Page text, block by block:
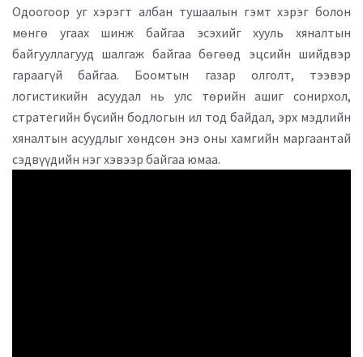
Одоогоор уг хэрэгт албан тушаалын гэмт хэрэг болон
мөнгө угаах шинж байгаа эсэхийг хууль хяналтын
байгууллагууд шалгаж байгаа бөгөөд эцсийн шийдвэр
гараагүй байгаа. Боомтын газар олголт, тээвэр
логистикийн асуудал нь улс төрийн ашиг сонирхол,
стратегийн бүсийн бодлогын ил тод байдал, эрх мэдлийн
хяналтын асуудлыг хөндсөн энэ оны хамгийн маргаантай
сэдвүүдийн нэг хэвээр байгаа юмаа.